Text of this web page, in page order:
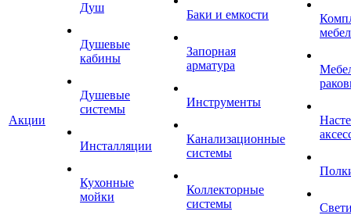
Акции
Душ
Душевые
кабины
Душевые
системы
Инсталляции
Кухонные
мойки
Баки и емкости
Запорная
арматура
Инструменты
Канализационные
системы
Коллекторные
системы